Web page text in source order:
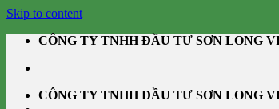
Skip to content
CÔNG TY TNHH ĐẦU TƯ SƠN LONG
CÔNG TY TNHH ĐẦU TƯ SƠN LONG